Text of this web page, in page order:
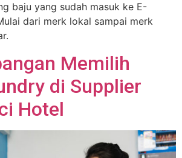
baju yang sudah masuk ke E-
dari merk lokal sampai merk
Memilih
di Supplier
Hotel